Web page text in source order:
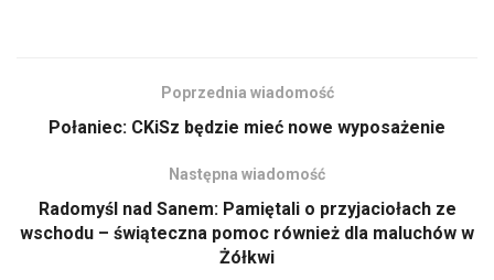
Poprzednia wiadomość
Połaniec: CKiSz będzie mieć nowe wyposażenie
Następna wiadomość
Radomyśl nad Sanem: Pamiętali o przyjaciołach ze
wschodu – świąteczna pomoc również dla maluchów w
Żółkwi